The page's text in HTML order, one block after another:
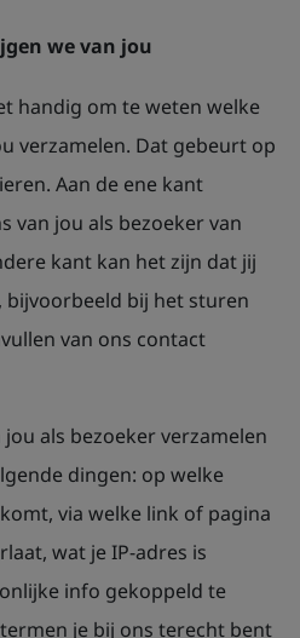
we van jou
handig om te weten welke
verzamelen. Dat gebeurt op
Aan de ene kant
van jou als bezoeker van
kant kan het zijn dat jij
bijvoorbeeld bij het sturen
van ons contact
als bezoeker verzamelen
dingen: op welke
via welke link of pagina
wat je IP-adres is
info gekoppeld te
je bij ons terecht bent